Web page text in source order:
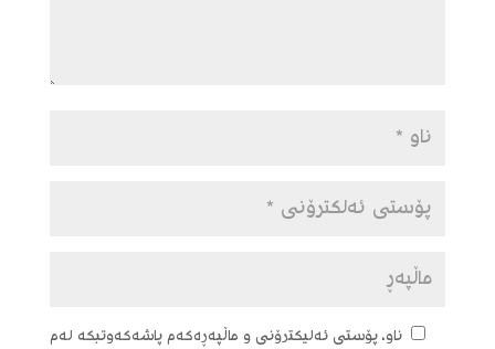
ناو، پۆستی ئەلیکترۆنی و ماڵپەڕەکەم پاشەکەوتبکە لەم